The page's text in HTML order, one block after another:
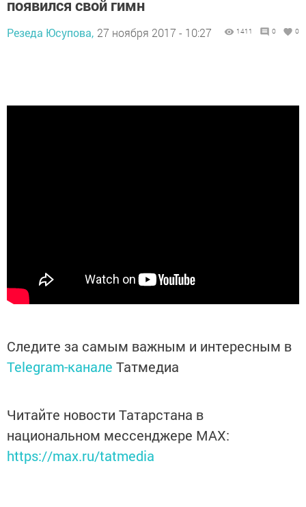
появился свой гимн
Резеда Юсупова, 27 ноября 2017 - 10:27 1411 0 0
Следите за самым важным и интересным в
Telegram-канале Татмедиа
Читайте новости Татарстана в
национальном мессенджере MАХ:
https://max.ru/tatmedia